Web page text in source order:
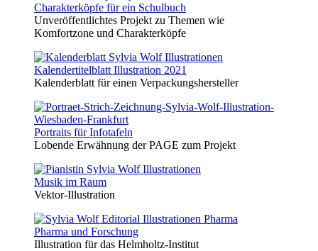
Charakterköpfe für ein Schulbuch
Unveröffentlichtes Projekt zu Themen wie
Komfortzone und Charakterköpfe
Kalendertitelblatt Illustration 2021
Kalenderblatt für einen Verpackungshersteller
Portraits für Infotafeln
Lobende Erwähnung der PAGE zum Projekt
Musik im Raum
Vektor-Illustration
Pharma und Forschung
Illustration für das Helmholtz-Institut